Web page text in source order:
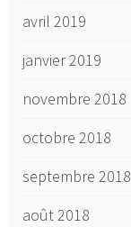
avril 2019
janvier 2019
novembre 2018
octobre 2018
septembre 2018
août 2018